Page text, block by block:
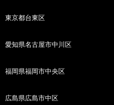
東京都台東区
愛知県名古屋市中川区
福岡県福岡市中央区
広島県広島市中区